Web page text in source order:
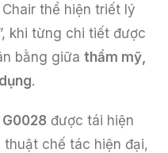
thể hiện triết lý
khi từng chi tiết được
bằng giữa thẩm mỹ,
.
G0028 được tái hiện
chế tác hiện đại,